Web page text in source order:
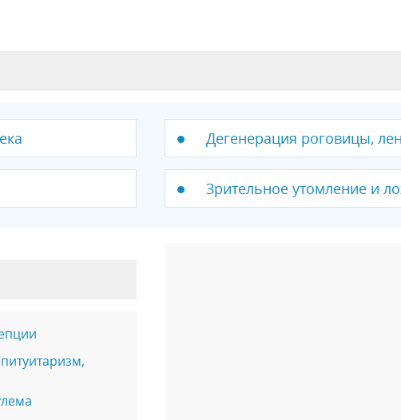
Дегенерация роговицы,
Зрительное утомление и